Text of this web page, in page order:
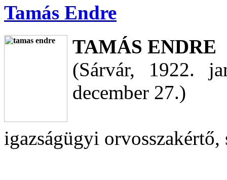
Tamás Endre
TAMÁS ENDRE
(Sárvár, 1922.
december 27.)
igazságügyi orvosszakértő,